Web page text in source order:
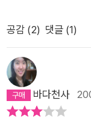
막으로 받은 엽서
장이 보낸 것으로 조
에 그 마을에 들를
구절을 대하면서 나
로 넘쳤던 조르바의
시 그러하였을 것이
구(從心所欲不踰
꼴리는대로 행동해
없지는 않으나 내가
럽게 여기지 않는다
무슨 상관이 있겠는
할 필요가 있겠는가
하여 매료되었는가
정신적 에너지가 너
거는 사람이 조르바
체가 '몸'인 사람과
형태가 아니라, 사람
는가이다. 여성을 통
공감 (2) 댓글 (1)
바다천사